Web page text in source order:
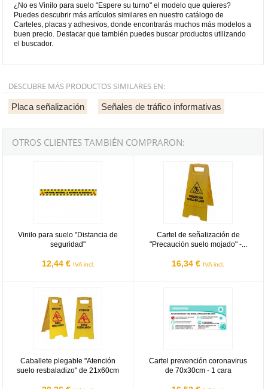
¿No es Vinilo para suelo "Espere su turno" el modelo que quieres?
Puedes descubrir más artículos similares en nuestro catálogo de
Carteles, placas y adhesivos, donde encontrarás muchos más modelos a
buen precio. Destacar que también puedes buscar productos utilizando
el buscador.
DESCUBRE MÁS PRODUCTOS SIMILARES EN:
Placa señalización Señales de tráfico informativas
OTROS CLIENTES TAMBIÉN COMPRARON:
Vinilo para suelo "Distancia de
seguridad"
12,44 € IVA incl.
Cartel de señalización de
"Precaución suelo mojado" -...
16,34 € IVA incl.
Cartel de señalización de
Caballete plegable "Atención
suelo resbaladizo" de 21x60cm
Cartel prevención coronavirus
de 70x30cm - 1 cara